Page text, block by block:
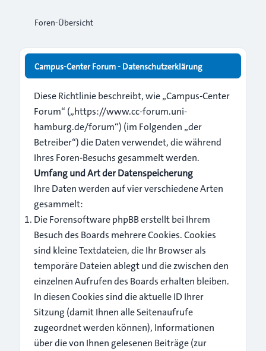
Foren-Übersicht
Campus-Center Forum - Datenschutzerklärung
Diese Richtlinie beschreibt, wie „Campus-Center
Forum“ („https://www.cc-forum.uni-
hamburg.de/forum“) (im Folgenden „der
Betreiber“) die Daten verwendet, die während
Ihres Foren-Besuchs gesammelt werden.
Umfang und Art der Datenspeicherung
Ihre Daten werden auf vier verschiedene Arten
gesammelt:
Die Forensoftware phpBB erstellt bei Ihrem
Besuch des Boards mehrere Cookies. Cookies
sind kleine Textdateien, die Ihr Browser als
temporäre Dateien ablegt und die zwischen den
einzelnen Aufrufen des Boards erhalten bleiben.
In diesen Cookies sind die aktuelle ID Ihrer
Sitzung (damit Ihnen alle Seitenaufrufe
zugeordnet werden können), Informationen
über die von Ihnen gelesenen Beiträge (zur